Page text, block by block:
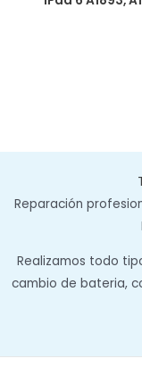
Reparación
Realizamos todo
cambio de bateria,